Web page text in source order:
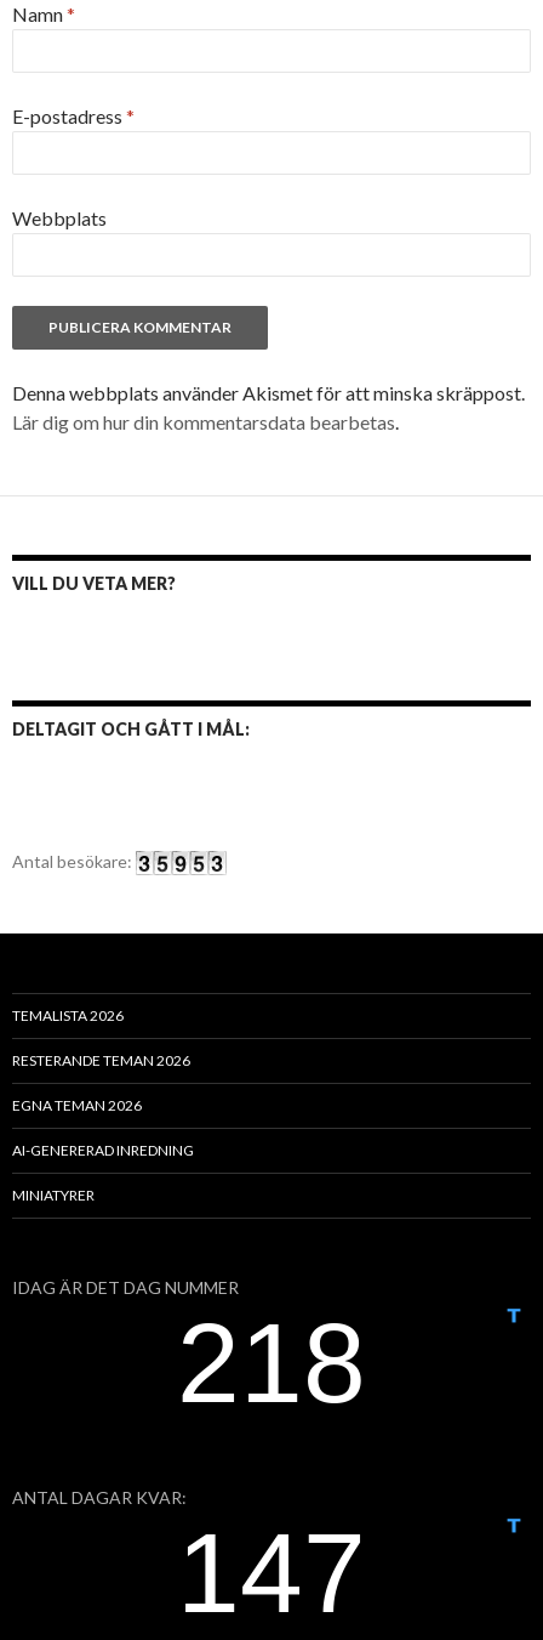
Namn*
E-postadress *
Webbplats
Denna webbplats använder Akismet för att minska skräppost.
Lär dig om hur din kommentarsdata bearbetas.
VILL DU VETA MER?
DELTAGIT OCH GÅTT I MÅL:
Antal besökare:
TEMALISTA 2026
RESTERANDE TEMAN 2026
EGNA TEMAN 2026
AI-GENERERAD INREDNING
MINIATYRER
IDAG ÄR DET DAG NUMMER
ANTAL DAGAR KVAR: